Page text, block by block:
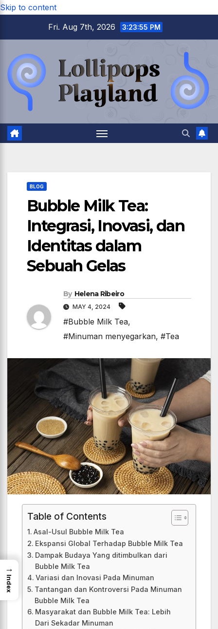
Skip to content
Fri. Aug 7th, 2026
3:23:56 PM
BLOG
Bubble Milk Tea:
Integrasi, Inovasi, dan
Identitas dalam
Sebuah Gelas
By Helena Ribeiro
MAY 4, 2024
#Bubble Milk Tea,
#Minuman menyegarkan, #Tea
Table of Contents
Asal-Usul Bubble Milk Tea
Ekspansi Global Terhadap Bubble Milk Tea
Dampak Budaya Yang ditimbulkan dari
Bubble Milk Tea
Variasi dan Inovasi Pada Minuman
Tantangan dan Kontroversi Pada Minuman
Bubble Milk Tea
Masyarakat dan Bubble Milk Tea: Lebih
Dari Sekadar Minuman
→
Index